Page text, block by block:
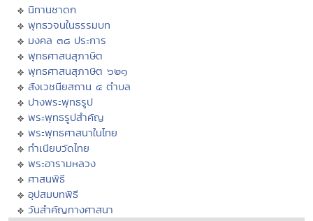
นิทานชาดก
พุทธวจนในธรรมบท
มงคล ๓๘ ประการ
พุทธศาสนสุภาษิต
พุทธศาสนสุภาษิต ๖๒๑
สังเวชนียสถาน ๔ ตำบล
ปางพระพุทธรูป
พระพุทธรูปสำคัญ
พระพุทธศาสนาในไทย
ทำเนียบวัดไทย
พระอารามหลวง
ศาสนพิธี
อุปสมบทพิธี
วันสำคัญทางศาสนา